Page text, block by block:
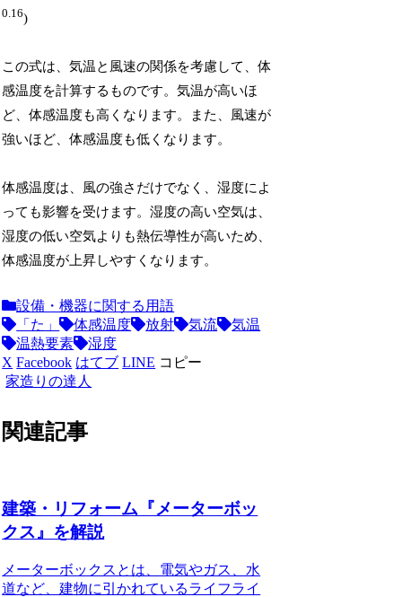
0.16)
この式は、気温と風速の関係を考慮して、体
感温度を計算するものです。気温が高いほ
ど、体感温度も高くなります。また、風速が
強いほど、体感温度も低くなります。
体感温度は、風の強さだけでなく、湿度によ
っても影響を受けます。湿度の高い空気は、
湿度の低い空気よりも熱伝導性が高いため、
体感温度が上昇しやすくなります。
設備・機器に関する用語
「た」
体感温度 放射 気流
気温
温熱要素
湿度
X Facebook はてブ LINE コピー
家造りの達人
関連記事
建築・リフォーム『メーターボッ
クス』を解説
メーターボックスとは、電気やガス、水
道など、建物に引かれているライフライ